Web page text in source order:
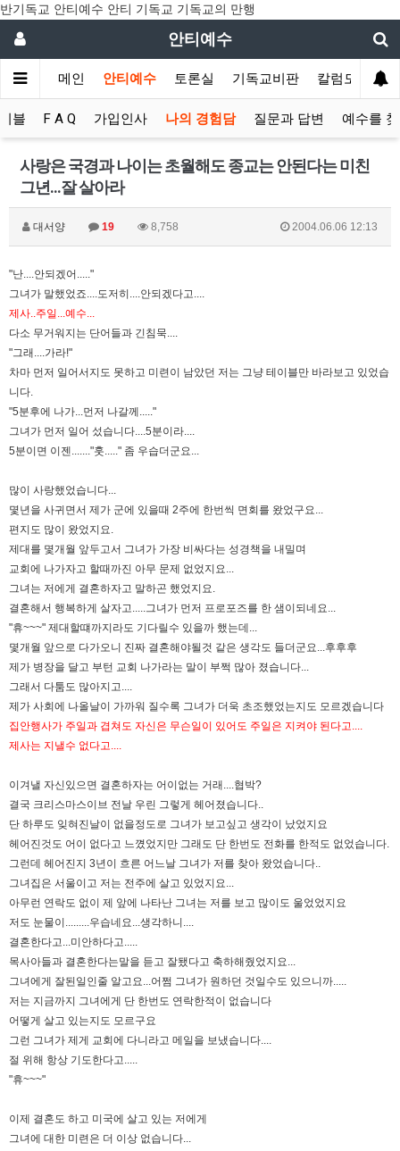
반기독교 안티예수 안티 기독교 기독교의 만행
안티예수
메인 안티예수 토론실 기독교비판 칼럼모음
블 F A Q 가입인사 나의 경험담 질문과 답변 예수를
사랑은 국경과 나이는 초월해도 종교는 안된다는 미친
그년...잘 살아라
대서양 19 8,758 2004.06.06 12:13
"난....안되겠어....."
그녀가 말했었죠....도저히....안되겠다고....
제사..주일...예수...
다소 무거워지는 단어들과 긴침묵....
"그래....가라!"
차마 먼저 일어서지도 못하고 미련이 남았던 저는 그냥 테이블만 바라보고 있었습
니다.
"5분후에 나가...먼저 나갈께....."
그녀가 먼저 일어 섰습니다....5분이라....
5분이면 이젠......."훗....." 좀 우습더군요...
많이 사랑했었습니다...
몇년을 사귀면서 제가 군에 있을때 2주에 한번씩 면회를 왔었구요...
편지도 많이 왔었지요.
제대를 몇개월 앞두고서 그녀가 가장 비싸다는 성경책을 내밀며
교회에 나가자고 할때까진 아무 문제 없었지요...
그녀는 저에게 결혼하자고 말하곤 했었지요.
결혼해서 행복하게 살자고.....그녀가 먼저 프로포즈를 한 샘이되네요...
"휴~~~" 제대할떄까지라도 기다릴수 있을까 했는데...
몇개월 앞으로 다가오니 진짜 결혼해야될것 같은 생각도 들더군요...후후후
제가 병장을 달고 부턴 교회 나가라는 말이 부쩍 많아 졌습니다...
그래서 다툼도 많아지고....
제가 사회에 나올날이 가까워 질수록 그녀가 더욱 초조했었는지도 모르겠습니다
집안행사가 주일과 겹쳐도 자신은 무슨일이 있어도 주일은 지켜야 된다고....
제사는 지낼수 없다고....
이겨낼 자신있으면 결혼하자는 어이없는 거래....협박?
결국 크리스마스이브 전날 우린 그렇게 헤어졌습니다..
단 하루도 잊혀진날이 없을정도로 그녀가 보고싶고 생각이 났었지요
헤어진것도 어이 없다고 느꼈었지만 그래도 단 한번도 전화를 한적도 없었습니다.
그런데 헤어진지 3년이 흐른 어느날 그녀가 저를 찾아 왔었습니다..
그녀집은 서울이고 저는 전주에 살고 있었지요...
아무런 연락도 없이 제 앞에 나타난 그녀는 저를 보고 많이도 울었었지요
저도 눈물이.........우습네요...생각하니....
결혼한다고...미안하다고.....
목사아들과 결혼한다는말을 듣고 잘됐다고 축하해줬었지요...
그녀에게 잘된일인줄 알고요...어쩜 그녀가 원하던 것일수도 있으니까.....
저는 지금까지 그녀에게 단 한번도 연락한적이 없습니다
어떻게 살고 있는지도 모르구요
그런 그녀가 제게 교회에 다니라고 메일을 보냈습니다....
절 위해 항상 기도한다고.....
"휴~~~"
이제 결혼도 하고 미국에 살고 있는 저에게
그녀에 대한 미련은 더 이상 없습니다...